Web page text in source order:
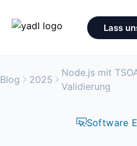
Lass
Blog 2025
Node.js mit
Validierung
Software